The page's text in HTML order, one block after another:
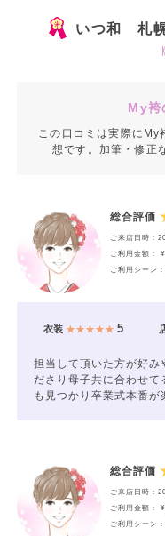
いつ和 札
My袴
この口コミは実際にMy
想です。加筆・修正
総合評価
ご来店日時：
ご利用金額：
ご利用シーン
衣装★★★★★ 5
担当して頂いた方が好み
ださり母子共に合わせ
も見つかり卒業式本番が
総合評価
ご来店日時：
ご利用金額：
ご利用シーン